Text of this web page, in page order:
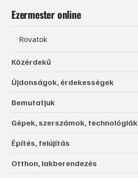
Ezermester online
Rovatok
Közérdekű
Újdonságok, érdekességek
Bemutatjuk
Gépek, szerszámok, technológiák
Építés, felújítás
Otthon, lakberendezés